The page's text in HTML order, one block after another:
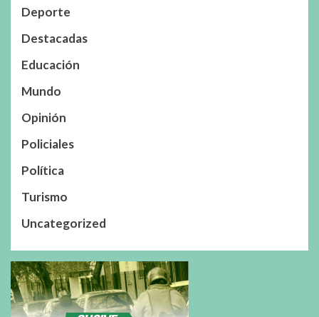
Deporte
Destacadas
Educación
Mundo
Opinión
Policiales
Política
Turismo
Uncategorized